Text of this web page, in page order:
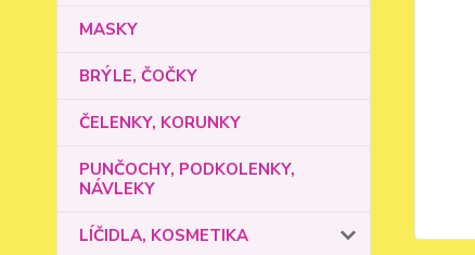
MASKY
BRÝLE, ČOČKY
ČELENKY, KORUNKY
PUNČOCHY, PODKOLENKY,
NÁVLEKY
LÍČIDLA, KOSMETIKA